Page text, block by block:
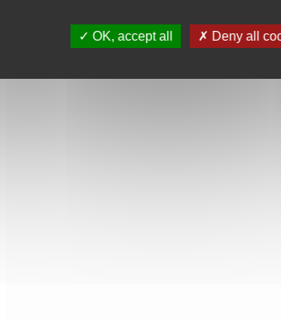
OK, accept all Deny all